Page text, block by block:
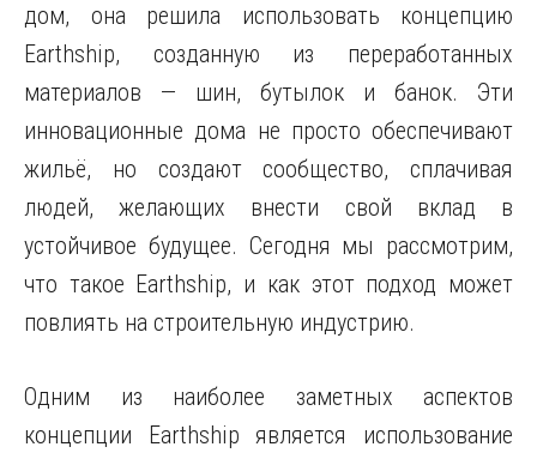
дом, она решила использовать концепцию
Earthship, созданную из переработанных
материалов — шин, бутылок и банок. Эти
инновационные дома не просто обеспечивают
жильё, но создают сообщество, сплачивая
людей, желающих внести свой вклад в
устойчивое будущее. Сегодня мы рассмотрим,
что такое Earthship, и как этот подход может
повлиять на строительную индустрию.
Одним из наиболее заметных аспектов
концепции Earthship является использование